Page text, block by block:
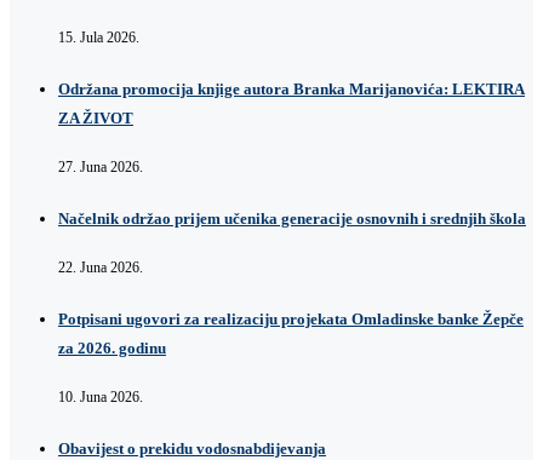
15. Jula 2026.
Održana promocija knjige autora Branka Marijanovića: LEKTIRA
ZA ŽIVOT
27. Juna 2026.
Načelnik održao prijem učenika generacije osnovnih i srednjih škola
22. Juna 2026.
Potpisani ugovori za realizaciju projekata Omladinske banke Žepče
za 2026. godinu
10. Juna 2026.
Obavijest o prekidu vodosnabdijevanja